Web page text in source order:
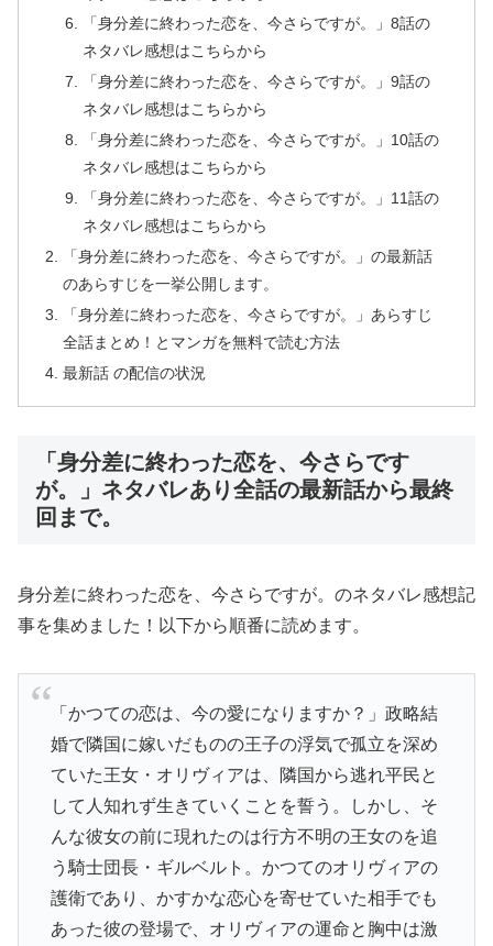
「身分差に終わった恋を、今さらですが。」8話の
ネタバレ感想はこちらから
「身分差に終わった恋を、今さらですが。」9話の
ネタバレ感想はこちらから
「身分差に終わった恋を、今さらですが。」10話の
ネタバレ感想はこちらから
「身分差に終わった恋を、今さらですが。」11話の
ネタバレ感想はこちらから
「身分差に終わった恋を、今さらですが。」の最新話
のあらすじを一挙公開します。
「身分差に終わった恋を、今さらですが。」あらすじ
全話まとめ！とマンガを無料で読む方法
最新話 の配信の状況
「身分差に終わった恋を、今さらです
が。」ネタバレあり全話の最新話から最終
回まで。
身分差に終わった恋を、今さらですが。のネタバレ感想記
事を集めました！以下から順番に読めます。
「かつての恋は、今の愛になりますか？」政略結
婚で隣国に嫁いだものの王子の浮気で孤立を深め
ていた王女・オリヴィアは、隣国から逃れ平民と
して人知れず生きていくことを誓う。しかし、そ
んな彼女の前に現れたのは行方不明の王女のを追
う騎士団長・ギルベルト。かつてのオリヴィアの
護衛であり、かすかな恋心を寄せていた相手でも
あった彼の登場で、オリヴィアの運命と胸中は激